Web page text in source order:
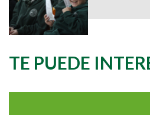
TE PUEDE